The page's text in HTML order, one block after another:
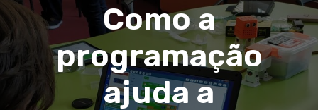
Como a
programação
ajuda a